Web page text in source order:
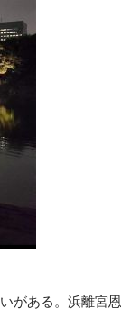
がある。浜離宮恩